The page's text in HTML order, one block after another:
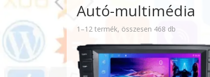
Autó-multimédia
1–12 termék, összesen 468 db